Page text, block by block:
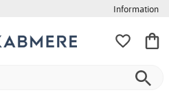
Information